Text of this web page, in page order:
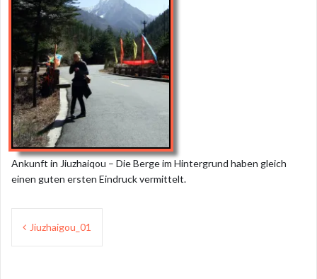
Ankunft in Jiuzhaiqou – Die Berge im Hintergrund haben gleich
einen guten ersten Eindruck vermittelt.
Beitragsnavigation
Jiuzhaigou_01